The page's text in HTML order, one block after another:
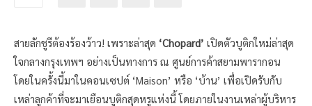
สายลักชูรีต้องร้องว้าว! เพราะล่าสุด ‘Chopard’ เปิดตัวบูติกใหม่ล่าสุด
ใจกลางกรุงเทพฯ อย่างเป็นทางการ ณ ศูนย์การค้าสยามพารากอน
โดยในครั้งนี้มาในคอนเซปต์ ‘Maison’ หรือ ‘บ้าน’ เพื่อเปิดรับกับ
เหล่าลูกค้าที่จะมาเยือนบูติกสุดหรูแห่งนี้ โดยภายในงานเหล่าผู้บริหาร